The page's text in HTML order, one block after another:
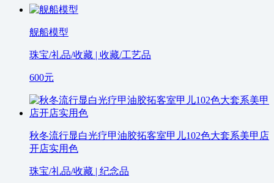
舰船模型
珠宝/礼品/收藏 | 收藏/工艺品
600元
秋冬流行显白光疗甲油胶拓客室甲儿102色大套系美甲店
开店实用色
珠宝/礼品/收藏 | 纪念品